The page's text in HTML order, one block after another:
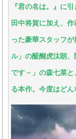
『君の名は。』に
田中将賀に加え、
った豪華スタッフ
ル」の醍醐虎汰朗
です－」の森七菜
る本作。今度はどん